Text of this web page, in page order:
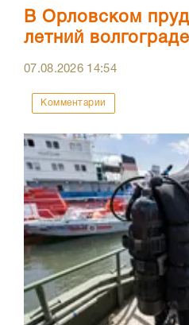
В Орловском
летний
07.08.2026 14:54
Комментарии